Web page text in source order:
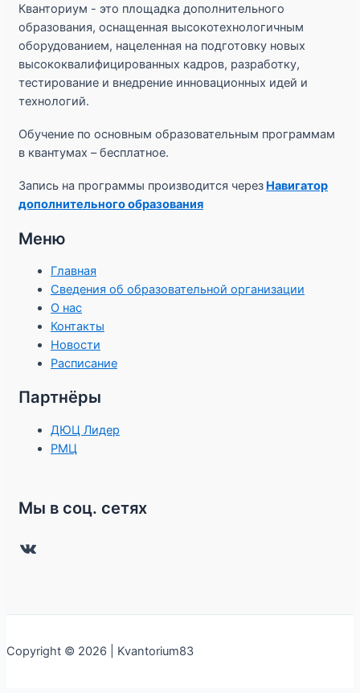
Кванториум - это площадка дополнительного
образования, оснащенная высокотехнологичным
оборудованием, нацеленная на подготовку новых
высококвалифицированных кадров, разработку,
тестирование и внедрение инновационных идей и
технологий.
Обучение по основным образовательным программам
в квантумах – бесплатное.
Запись на программы производится через Навигатор
дополнительного образования
Меню
Главная
Сведения об образовательной организации
О нас
Контакты
Новости
Расписание
Партнёры
ДЮЦ Лидер
РМЦ
Мы в соц. сетях
Copyright © 2026 | Kvantorium83